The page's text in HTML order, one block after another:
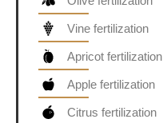
Vine fertilization
Apricot fertilization
Apple fertilization
Citrus fertilization